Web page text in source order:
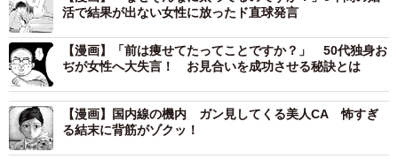
活で結果が出ない女性に放ったド直球発言
【漫画】「前は痩せてたってことですか？」 50代独身お
ぢが女性へ大失言！ お見合いを成功させる秘訣とは
【漫画】国内線の機内 ガン見してくる美人CA 怖すぎ
る結末に背筋がゾクッ！